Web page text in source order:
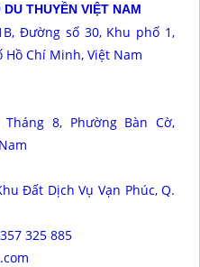
THUYỀN VIỆT NAM
Đường số 30, Khu phố 1,
Hồ Chí Minh, Việt Nam
Tháng 8, Phường Bàn Cờ,
Đất Dịch Vụ Vạn Phúc, Q.
325 885